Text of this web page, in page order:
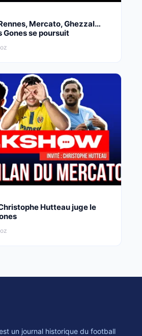
Mercato, Ghezzal…
Gones se poursuit
Hutteau juge le
un journal historique du football